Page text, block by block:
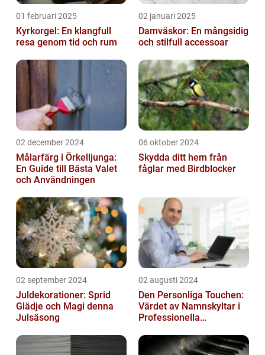
01 februari 2025
Kyrkorgel: En klangfull
resa genom tid och rum
02 januari 2025
Damväskor: En mångsidig
och stilfull accessoar
02 december 2024
Målarfärg i Örkelljunga:
En Guide till Bästa Valet
och Användningen
06 oktober 2024
Skydda ditt hem från
fåglar med Birdblocker
02 september 2024
Juldekorationer: Sprid
Glädje och Magi denna
Julsäsong
02 augusti 2024
Den Personliga Touchen:
Värdet av Namnskyltar i
Professionella